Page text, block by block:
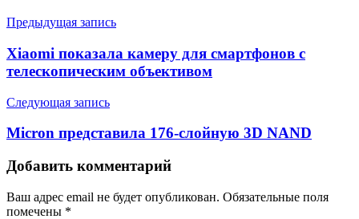
Предыдущая запись
Xiaomi показала камеру для смартфонов с
телескопическим объективом
Следующая запись
Micron представила 176-слойную 3D NAND
Добавить комментарий
Ваш адрес email не будет опубликован. Обязательные поля
помечены *